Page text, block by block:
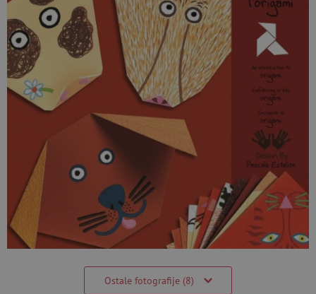
Ostale fotografije (8)